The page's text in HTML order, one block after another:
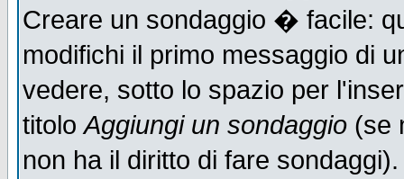
Creare un sondaggio � facile:
modifichi il primo messaggio di
vedere, sotto lo spazio per
titoloAggiungi un sondaggio (se
non ha il diritto di fare